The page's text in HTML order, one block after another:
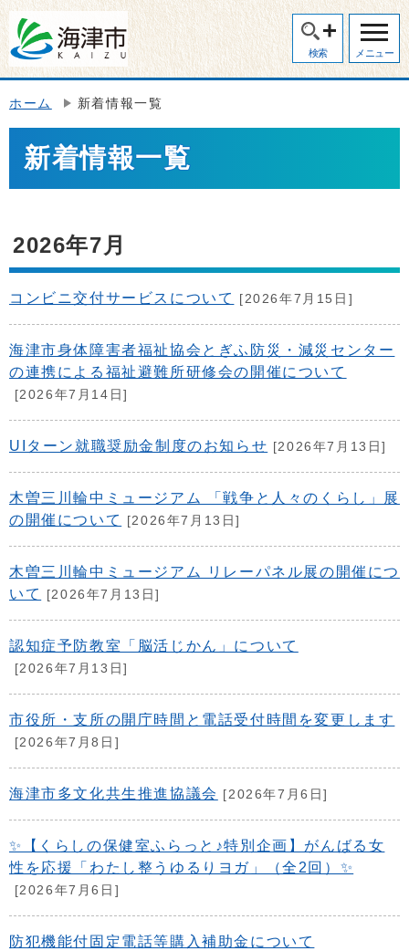
検索 メニュー
ホーム 新着情報一覧
新着情報一覧
2026年7月
コンビニ交付サービスについて [2026年7月15日]
海津市身体障害者福祉協会とぎふ防災・減災センター
の連携による福祉避難所研修会の開催について
[2026年7月14日]
UIターン就職奨励金制度のお知らせ [2026年7月13日]
木曽三川輪中ミュージアム 「戦争と人々のくらし」展
の開催について
[2026年7月13日]
木曽三川輪中ミュージアム リレーパネル展の開催につ
いて
[2026年7月13日]
認知症予防教室「脳活じかん」について
[2026年7月13日]
市役所・支所の開庁時間と電話受付時間を変更します
[2026年7月8日]
海津市多文化共生推進協議会 [2026年7月6日]
✨【くらしの保健室ふらっと♪特別企画】がんばる女
性を応援「わたし整うゆるりヨガ」（全2回）✨
[2026年7月6日]
防犯機能付固定電話等購入補助金について